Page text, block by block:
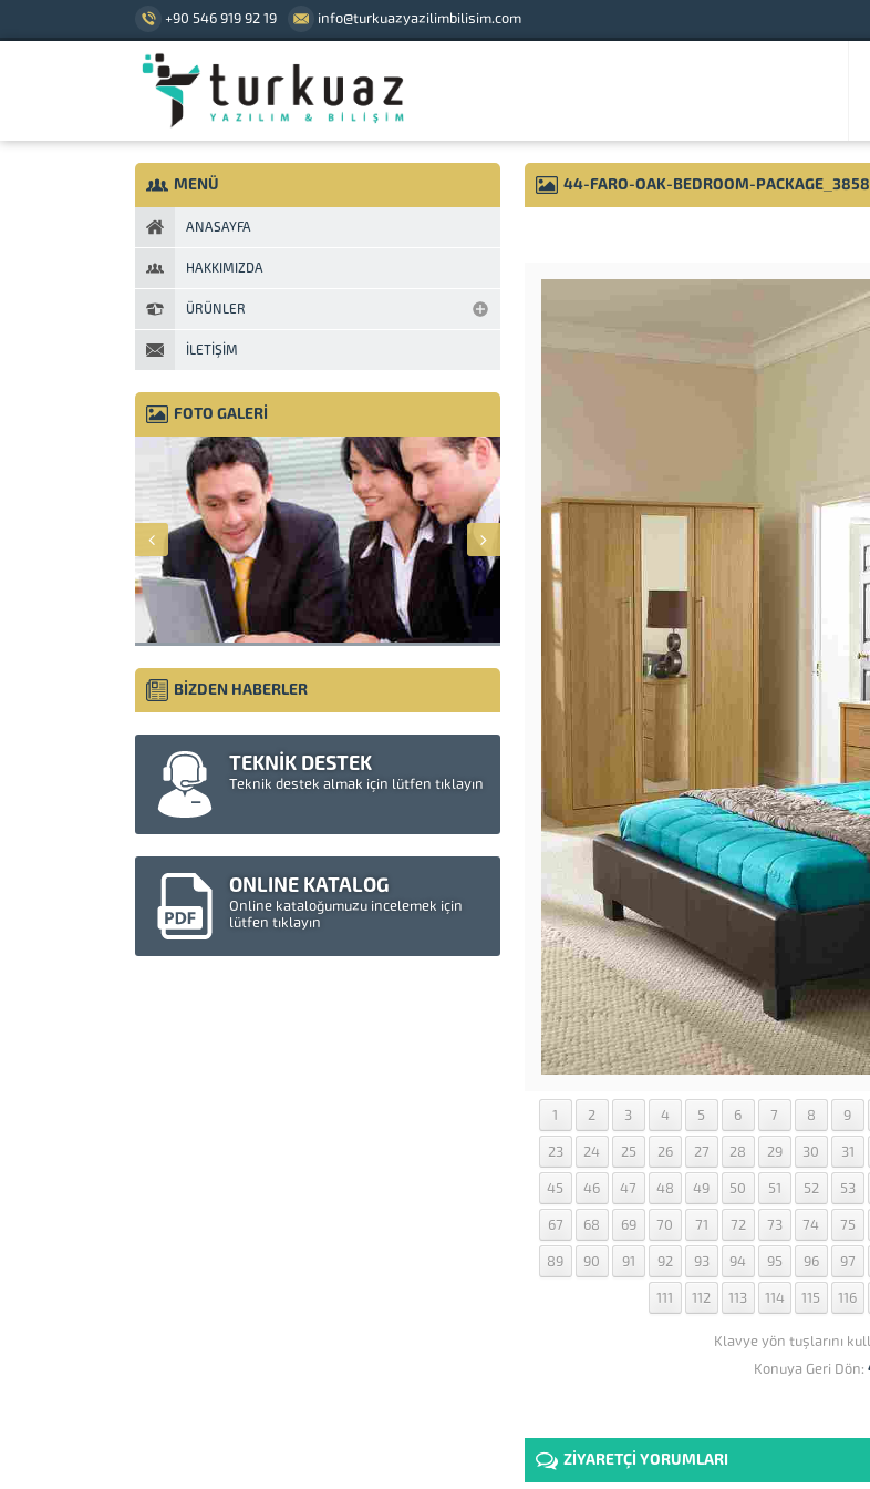
+90 546 919 92 19 info@turkuazyazilimbilisim.com
44-FARO-OAK-BEDROOM-PACKAGE_3858
1 2 3 4 5 6 7 8 9
23 24 25 26 27 28 29 30 31
45 46 47 48 49 50 51 52 53
67 68 69 70 71 72 73 74 75
89 90 91 92 93 94 95 96 97
111 112 113 114 115 116
Klavye yön tuşlarını
Konuya Geri Dön:
ZİYARETÇİ YORUMLARI
MENÜ
ANASAYFA
HAKKIMIZDA
ÜRÜNLER
İLETIŞIM
FOTO GALERİ
BİZDEN HABERLER
TEKNİK DESTEK
Teknik destek almak için lütfen tıklayın
ONLINE KATALOG
Online kataloğumuzu incelemek için
lütfen tıklayın